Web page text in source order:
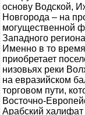
основу Водской,
Новгорода – на
могущественной
Западного
Именно в то
приобретает
низовьях реки
на евразийском
торговом пути,
Восточно-
Арабский халифат